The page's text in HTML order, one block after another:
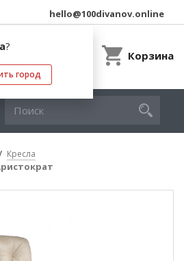
?
город
hello@100divanov.online
Корзина
Кресла